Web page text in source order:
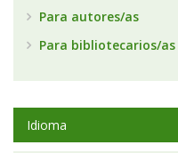
Para autores/as
Para bibliotecarios/as
Idioma